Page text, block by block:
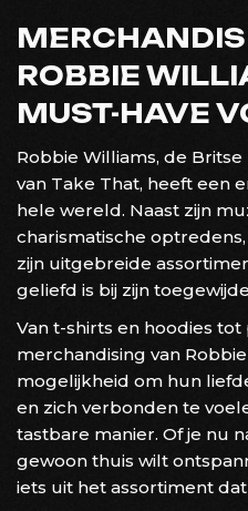
ROBBIE
MUST-HAVE
Robbie Williams, de
van Take That, heeft een
hele wereld. Naast zijn
charismatische
zijn uitgebreide
geliefd is bij zijn
Van t-shirts en hoodies
merchandising van
mogelijkheid om hun
en zich verbonden te
tastbare manier. Of je nu
gewoon thuis wilt
iets uit het assortiment